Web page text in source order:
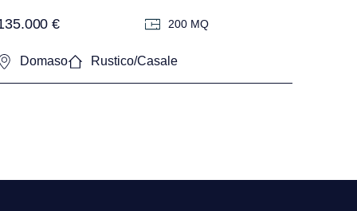
privata.
€ 200 MQ
Domaso Rustico/Casale